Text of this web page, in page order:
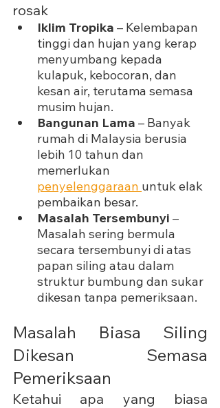
rosak
Iklim Tropika – Kelembapan
tinggi dan hujan yang kerap
menyumbang kepada
kulapuk, kebocoran, dan
kesan air, terutama semasa
musim hujan.
Bangunan Lama – Banyak
rumah di Malaysia berusia
lebih 10 tahun dan
memerlukan
penyelenggaraan untuk elak
pembaikan besar.
Masalah Tersembunyi –
Masalah sering bermula
secara tersembunyi di atas
papan siling atau dalam
struktur bumbung dan sukar
dikesan tanpa pemeriksaan.
Masalah Biasa Siling
Dikesan Semasa
Pemeriksaan
Ketahui apa yang biasa